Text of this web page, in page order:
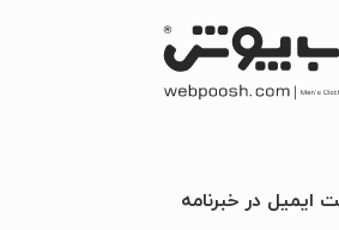
ایمیل در خبرنامه